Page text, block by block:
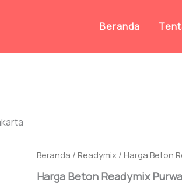
Beranda
Beranda / Readymix / Harga Beton
Harga Beton Readymix